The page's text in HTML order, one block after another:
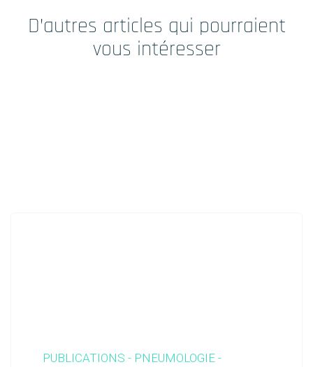
D’autres articles qui pourraient
vous intéresser
PUBLICATIONS - PNEUMOLOGIE -